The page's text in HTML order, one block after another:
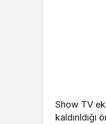
Show TV